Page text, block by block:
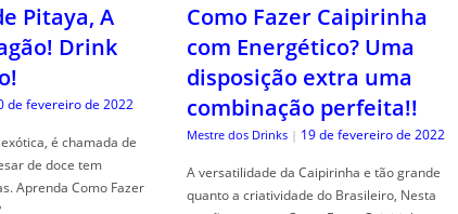
Pitaya, A
Drink
de fevereiro de 2022
é chamada de
de doce tem
Aprenda Como Fazer
Como Fazer Caipirinha
com Energético? Uma
disposição extra uma
combinação perfeita!!
Mestre dos Drinks | 19 de fevereiro de 2022
A versatilidade da Caipirinha e tão grande
quanto a criatividade do Brasileiro, Nesta